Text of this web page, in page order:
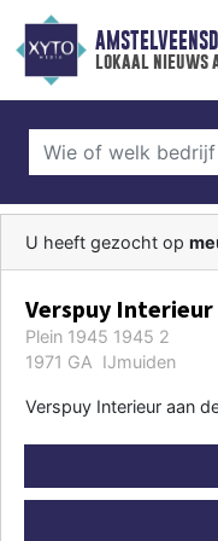
lokaal nieuws
U heeft gezocht op
Verspuy Interieur
Plein 1945 1945 2
1971 GA IJmuiden
Verspuy Interieur aan